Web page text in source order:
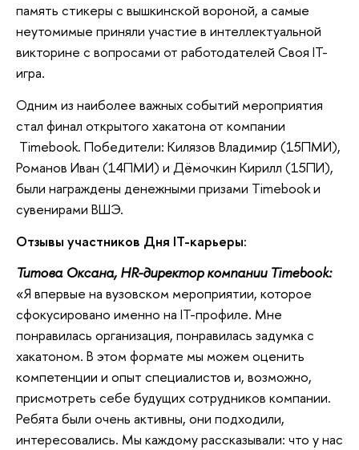
память стикеры с вышкинской вороной, а самые
неутомимые приняли участие в интеллектуальной
викторине с вопросами от работодателей Своя IT-
игра.
Одним из наиболее важных событий мероприятия
стал финал открытого хакатона от компании
Timebook. Победители: Килязов Владимир (15ПМИ),
Романов Иван (14ПМИ) и Дёмочкин Кирилл (15ПИ),
были награждены денежными призами Timebook и
сувенирами ВШЭ.
Отзывы участников Дня IT-карьеры:
Титова Оксана, HR-директор компании Timebook:
«Я впервые на вузовском мероприятии, которое
сфокусировано именно на IT-профиле. Мне
понравилась организация, понравилась задумка с
хакатоном. В этом формате мы можем оценить
компетенции и опыт специалистов и, возможно,
присмотреть себе будущих сотрудников компании.
Ребята были очень активны, они подходили,
интересовались. Мы каждому рассказывали: что у нас